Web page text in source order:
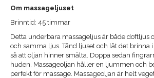
Om massageljuset
Brinntid: 45 timmar
Detta underbara massageljus är både doftljus
och samma ljus. Tänd ljuset och låt det brinna
så att oljan hinner smälta. Doppa sedan
huden. Massageoljan håller en ljummen och
perfekt för massage. Massageoljan är helt